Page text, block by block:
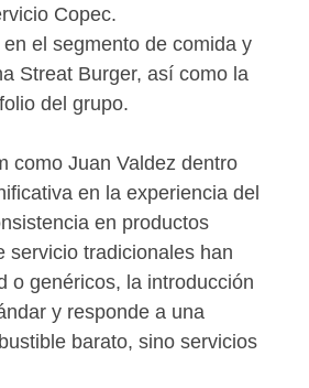
Copec.
el segmento de comida y
Streat Burger, así como la
del grupo.
como Juan Valdez dentro
en la experiencia del
en productos
servicio tradicionales han
o genéricos, la introducción
y responde a una
barato, sino servicios